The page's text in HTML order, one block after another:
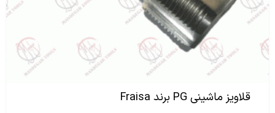
قلاویز ماشینی PG برند Fraisa